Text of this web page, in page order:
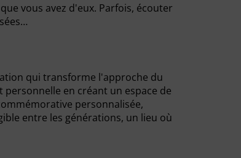
vous avez d'eux. Parfois, écouter
qui transforme l'approche du
en créant un espace de
personnalisée,
entre les générations, un lieu où